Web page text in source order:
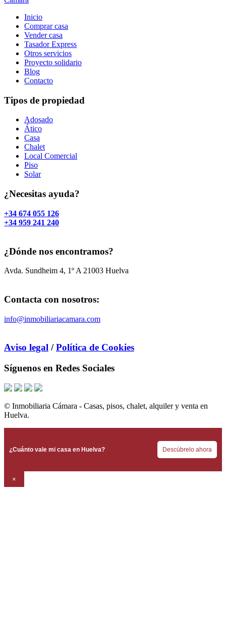
Inicio
Comprar casa
Vender casa
Tasador Express
Otros servicios
Proyecto solidario
Blog
Contacto
Tipos de propiedad
Adosado
Ático
Casa
Chalet
Local Comercial
Piso
Solar
¿Necesitas ayuda?
+34 674 055 126
+34 959 241 240
¿Dónde nos encontramos?
Avda. Sundheim 4, 1º A 21003 Huelva
Contacta con nosotros:
info@inmobiliariacamara.com
Aviso legal /Política de Cookies
Síguenos en Redes Sociales
© Inmobiliaria Cámara - Casas, pisos, chalet, alquiler y venta en
Huelva.
¿Cuánto vale mi casa en Huelva? Descúbrelo ahora
×